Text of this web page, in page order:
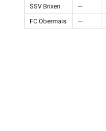
SSV Brixen —
FC Obermais
—